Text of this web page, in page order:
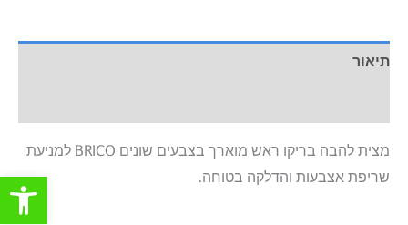
פתח
תיאור
מצית להבה בריקו ראש מוארך בצבעים שונים BRICO למניעת
שריפת אצבעות והדלקה בטוחה.